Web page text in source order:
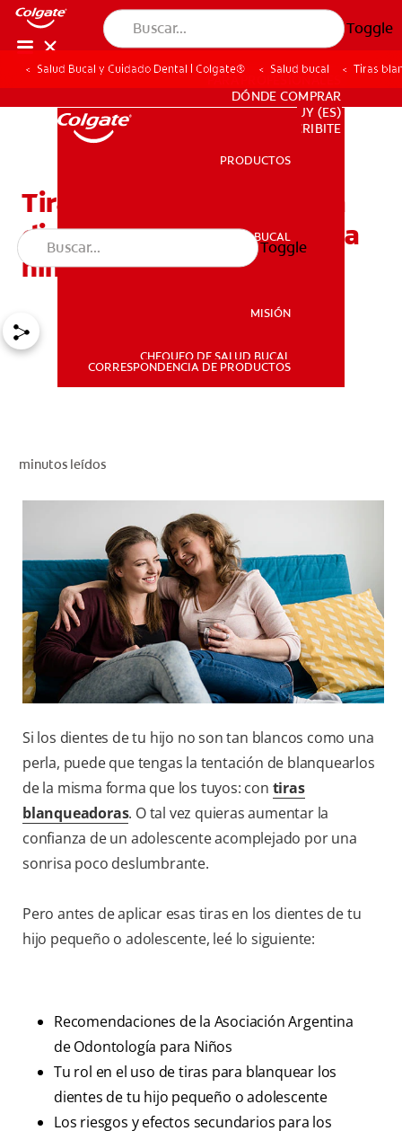
Toggle
SALUD BUCAL
DÓNDE COMPRAR
UY (ES)
SUSCRIBITE
PARA PROFESIONALES
DÓNDE COMPRAR
UY (ES)
SUSCRIBITE
PRODUCTOS
SALUD BUCAL
MISIÓN
CHEQUEO DE SALUD BUCAL
CORRESPONDENCIA DE PRODUCTOS
Toggle
Salud Bucal y Cuidado Dental | Colgate® Salud bucal Tiras
Tiras blanqueadoras para
dientes: ¿son seguras para
niños y adolescentes?
minutos leídos
Si los dientes de tu hijo no son tan blancos como una
perla, puede que tengas la tentación de blanquearlos
de la misma forma que los tuyos: con tiras
blanqueadoras. O tal vez quieras aumentar la
confianza de un adolescente acomplejado por una
sonrisa poco deslumbrante.
Pero antes de aplicar esas tiras en los dientes de tu
hijo pequeño o adolescente, leé lo siguiente:
Recomendaciones de la Asociación Argentina
de Odontología para Niños
Tu rol en el uso de tiras para blanquear los
dientes de tu hijo pequeño o adolescente
Los riesgos y efectos secundarios para los